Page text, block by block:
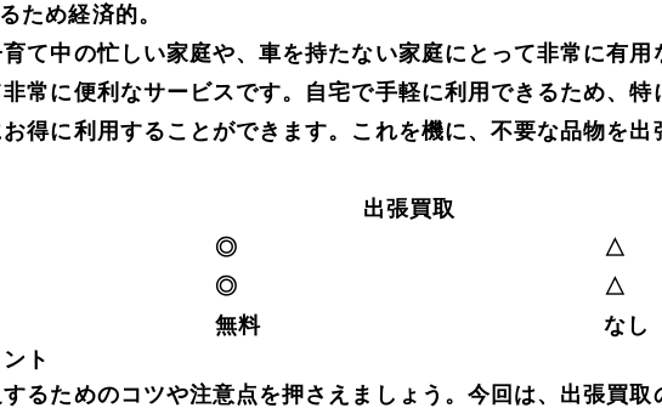
ため経済的。
て中の忙しい家庭や、車を持たない家庭にとって非常に有用
常に便利なサービスです。自宅で手軽に利用できるため、
得に利用することができます。これを機に、不要な品物を
出張買取
◎
△
◎
△
無料
なし
ト
るためのコツや注意点を押さえましょう。今回は、出張買